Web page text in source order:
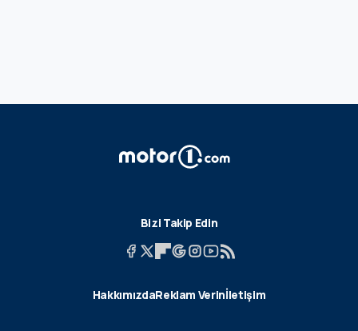
Bizi Takip Edin
HakkımızdaReklam Verinİletişim